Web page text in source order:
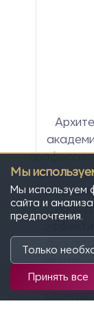
на
Мы
Мы используем
сайта и
предпочтения.
Только
Принять все